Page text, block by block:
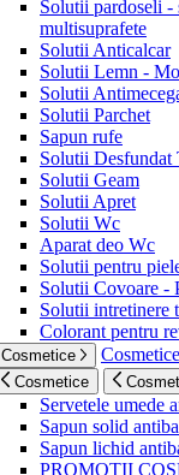
Solutii pardoseli -
multisuprafete
Solutii Anticalcar
Solutii Lemn -
Solutii
Solutii Parchet
Sapun rufe
Solutii Desfundat
Solutii Geam
Solutii Apret
Solutii Wc
Aparat deo Wc
Solutii pentru
Solutii Covoare -
Solutii intretinere
Colorant pentru
Cosmetice Cosmetice
Cosmetice
Servetele umede
Sapun solid
Sapun lichid
PROMOTII